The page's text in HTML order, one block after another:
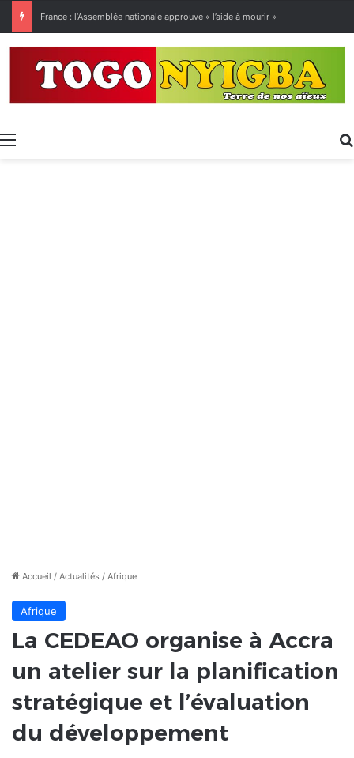
Menu
Accueil / Actualités / Afrique
Afrique
La CEDEAO organise à Accra
un atelier sur la planification
stratégique et l’évaluation
du développement